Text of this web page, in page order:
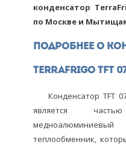
конденсатор
по Москве и
Подробнее о
TerraFrigo TFT
Конденсатор TFT
является
теплообменник,